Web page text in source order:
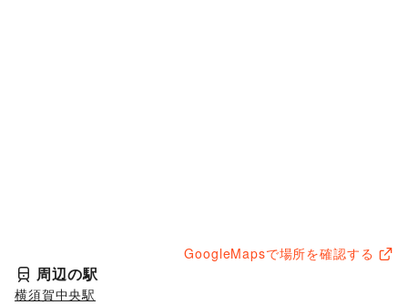
GoogleMapsで場所を確認する
周辺の駅
横須賀中央駅